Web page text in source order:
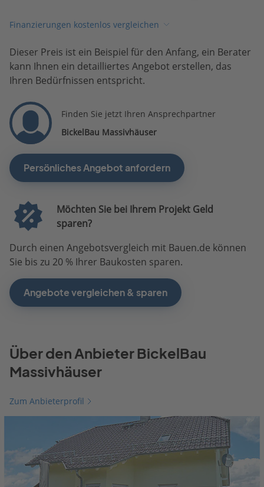
Finanzierungen kostenlos vergleichen
Dieser Preis ist ein Beispiel für den Anfang, ein Berater
kann Ihnen ein detailliertes Angebot erstellen, das
Ihren Bedürfnissen entspricht.
Finden Sie jetzt Ihren Ansprechpartner
BickelBau Massivhäuser
Persönliches Angebot anfordern
Möchten Sie bei Ihrem Projekt Geld
sparen?
Durch einen Angebotsvergleich mit Bauen.de können
Sie bis zu 20 % Ihrer Baukosten sparen.
Angebote vergleichen & sparen
Über den Anbieter BickelBau
Massivhäuser
Zum Anbieterprofil